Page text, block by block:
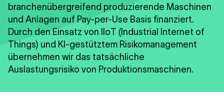
branchenübergreifend produzierende Maschinen
und Anlagen auf Pay-per-Use Basis finanziert.
Durch den Einsatz von IIoT (Industrial Internet of
Things) und KI-gestütztem Risikomanagement
übernehmen wir das tatsächliche
Auslastungsrisiko von Produktionsmaschinen.